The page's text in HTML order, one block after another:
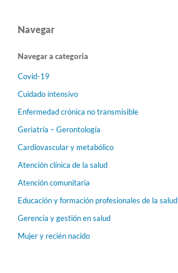
Navegar
Navegar a categoria
Covid-19
Cuidado intensivo
Enfermedad crónica no transmisible
Geriatría – Gerontología
Cardiovascular y metabólico
Atención clínica de la salud
Atención comunitaria
Educación y formación profesionales de la salud
Gerencia y gestión en salud
Mujer y recién nacido